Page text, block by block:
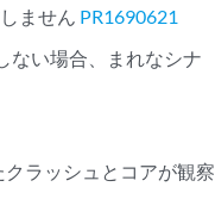
ません PR1690621
ない場合、まれなシナ
クラッシュとコアが観察